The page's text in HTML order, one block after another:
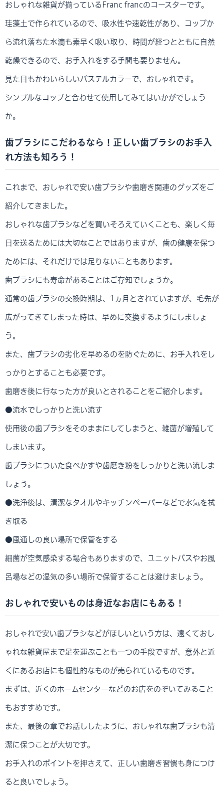
おしゃれな雑貨が揃っているFranc francのコースターです。
珪藻土で作られているので、吸水性や速乾性があり、コップか
ら流れ落ちた水滴も素早く吸い取り、時間が経つとともに自然
乾燥できるので、お手入れをする手間も要りません。
見た目もかわいらしいパステルカラーで、おしゃれです。
シンプルなコップと合わせて使用してみてはいかがでしょう
か。
歯ブラシにこだわるなら！正しい歯ブラシのお手入
れ方法も知ろう！
これまで、おしゃれで安い歯ブラシや歯磨き関連のグッズをご
紹介してきました。
おしゃれな歯ブラシなどを買いそろえていくことも、楽しく毎
日を送るためには大切なことではありますが、歯の健康を保つ
ためには、それだけでは足りないこともあります。
歯ブラシにも寿命があることはご存知でしょうか。
通常の歯ブラシの交換時期は、1ヵ月とされていますが、毛先が
広がってきてしまった時は、早めに交換するようにしましょ
う。
また、歯ブラシの劣化を早めるのを防ぐために、お手入れをし
っかりとすることも必要です。
歯磨き後に行なった方が良いとされることをご紹介します。
●流水でしっかりと洗い流す
使用後の歯ブラシをそのままにしてしまうと、雑菌が増殖して
しまいます。
歯ブラシについた食べかすや歯磨き粉をしっかりと洗い流しま
しょう。
●洗浄後は、清潔なタオルやキッチンペーパーなどで水気を拭
き取る
●風通しの良い場所で保管をする
細菌が空気感染する場合もありますので、ユニットバスやお風
呂場などの湿気の多い場所で保管することは避けましょう。
おしゃれで安いものは身近なお店にもある！
おしゃれで安い歯ブラシなどがほしいという方は、遠くておし
ゃれな雑貨屋まで足を運ぶことも一つの手段ですが、意外と近
くにあるお店にも個性的なものが売られているものです。
まずは、近くのホームセンターなどのお店をのぞいてみること
もおすすめです。
また、最後の章でお話ししたように、おしゃれな歯ブラシも清
潔に保つことが大切です。
お手入れのポイントを押さえて、正しい歯磨き習慣も身につけ
ると良いでしょう。